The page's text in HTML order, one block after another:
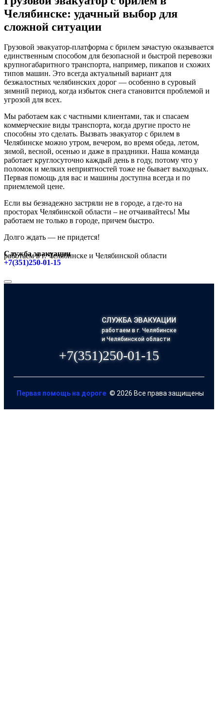
Челябинске: удачный выбор для
сложной ситуации
Грузовой эвакуатор-платформа с брилем зачастую оказывается
единственным способом для безопасной и быстрой перевозки
крупногабаритного транспорта, например, пикапов и схожих
типов машин. Это всегда актуальный вариант для
безжалостных челябинских дорог — особенно в суровый
зимний период, когда избыток снега становится проблемой и
угрозой для всех.
Мы работаем как с частными клиентами, так и спасаем
коммерческие виды транспорта, когда другие просто не
способны это сделать. Вызвать эвакуатор с брилем в
Челябинске можно утром, вечером, во время обеда, летом,
зимой, весной, осенью и даже в праздники. Наша команда
работает круглосуточно каждый день в году, потому что у
поломок и мелких неприятностей тоже не бывает выходных.
Первая помощь для вас и машины доступна всегда и по
приемлемой цене.
Если вы безнадежно застряли не в городе, а где-то на
просторах Челябинской области – не отчаивайтесь! Мы
работаем не только в городе, причем быстро.
Долго ждать — не придется!
Служба эвакуации
работаем в г. Челябинске и Челябинской области
+7(351)250-01-15
СЛУЖБА ЭВАКУАЦИИ
работаем в г. Челябинске
и Челябинской области
+7(351)250-01-15
Первая помощь на дороге © 2026 Все права защищены